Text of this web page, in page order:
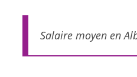
Salaire moyen en